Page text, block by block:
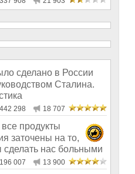
сделано в России
Сталина.
442 298 18 707
продукты
заточены на то,
сделать нас больными
196 007 13 900